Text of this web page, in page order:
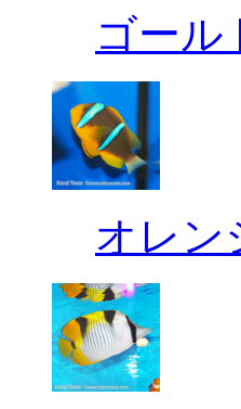
ゴール
オレン